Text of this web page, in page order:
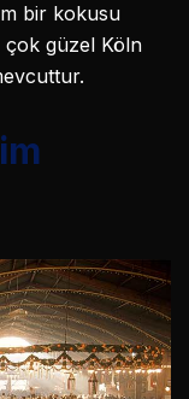
bir kokusu
çok güzel Köln